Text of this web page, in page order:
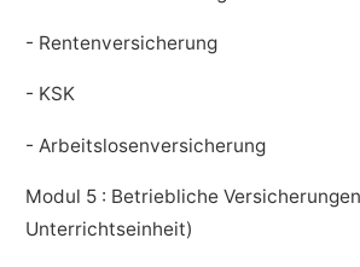
- Rentenversicherung
- KSK
- Arbeitslosenversicherung
Modul 5 : Betriebliche
Unterrichtseinheit)